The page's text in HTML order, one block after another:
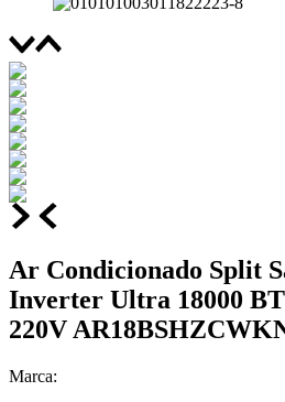
Ar Condicionado Split
Inverter Ultra 18000
220V
Marca: